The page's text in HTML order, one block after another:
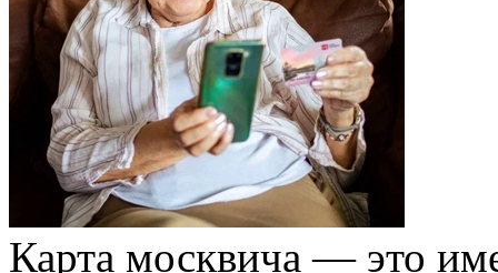
Карта москвича — это